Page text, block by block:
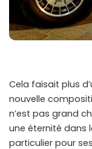
Cela faisait plus
nouvelle
n’est pas grand
une éternité dans
particulier pour